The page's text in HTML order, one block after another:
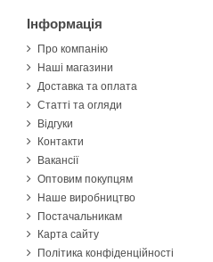
Інформація
Про компанію
Наші магазини
Доставка та оплата
Статті та огляди
Відгуки
Контакти
Вакансії
Оптовим покупцям
Наше виробництво
Постачальникам
Карта сайту
Політика конфіденційності